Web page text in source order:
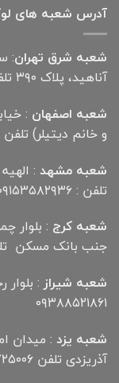
آدرس شعبه های
شعبه شرق تهران:
آناهید، پلاک ۳۹۰ تلفن ۰۹۳۵۷۶۵۲۶۲۳
شعبه اصفهان
و خانم دیتیلر) تلفن :
شعبه مشهد
تلفن : ۰۹۱۵۳۵۸۲۹۳۶
شعبه کرج
جنب بانک مسکن تلفن
شعبه شیراز
۰۹۳۸۸۵۲۱۸۶۱
شعبه یزد : میدان
آذریزدی تلفن ۰۹۱۲۸۷۲۵۰۰۶